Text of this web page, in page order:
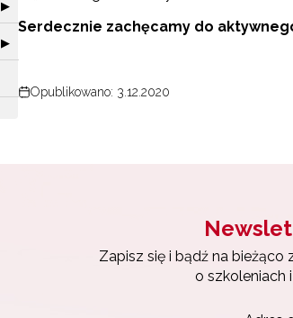
Rozwiń sekcję "I etap projektu (2016–2018)"
▶
Rozwiń sekcję "Projekty konkursowe"
▶
Serdecznie zachęcamy do
Opublikowano: 3.12.2020
Zapisz się i bądź na
o szkoleniach
Zapisuję się